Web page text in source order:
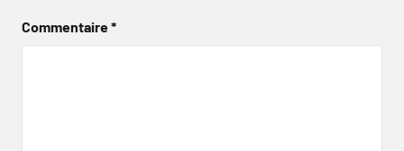
Commentaire*